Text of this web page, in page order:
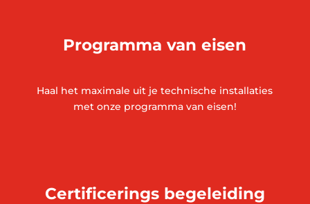
Programma van eisen
Haal het maximale uit je technische installaties
met onze programma van eisen!
Certificerings begeleiding